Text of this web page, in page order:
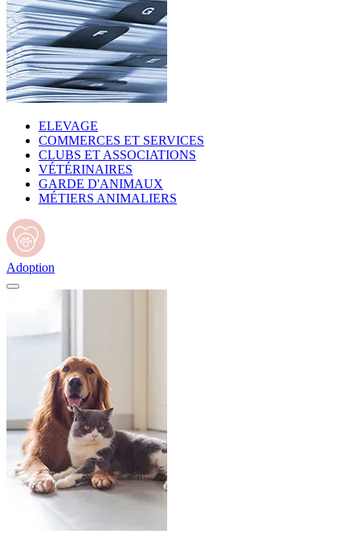
ELEVAGE
COMMERCES ET SERVICES
CLUBS ET ASSOCIATIONS
VÉTÉRINAIRES
GARDE D'ANIMAUX
MÉTIERS ANIMALIERS
Adoption